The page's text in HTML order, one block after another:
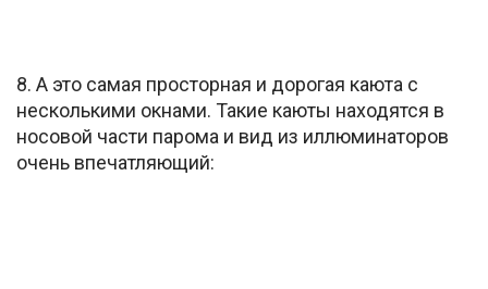
8. А это самая просторная и дорогая каюта с
несколькими окнами. Такие каюты находятся в
носовой части парома и вид из иллюминаторов
очень впечатляющий: